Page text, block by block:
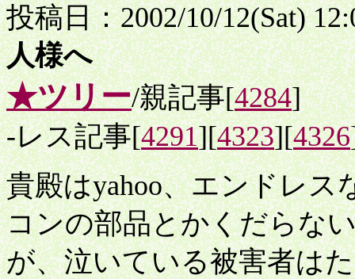
投稿日：2002/10/12(Sat)
人様へ
★ツリー/親記事[4284]
-レス記事[4291][4323][4326
貴殿はyahoo、エンドレ
コンの部品とかくだらな
が、泣いている被害者は